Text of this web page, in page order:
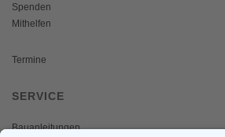
Spenden
Mithelfen
Termine
SERVICE
Bauanleitungen